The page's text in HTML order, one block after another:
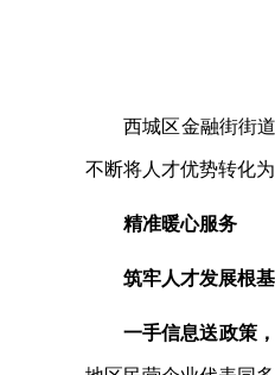
西城区金融街街
不断将人才优势转化
精准暖心服务
筑牢人才发展根基
一手信息送政策